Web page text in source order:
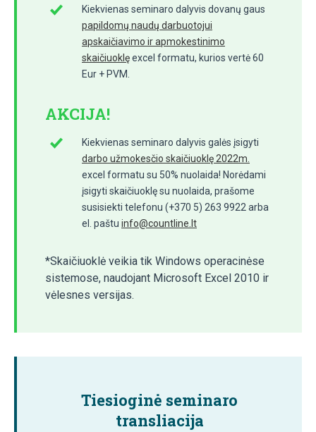
Kiekvienas seminaro dalyvis dovanų gaus
papildomų naudų darbuotojui
apskaičiavimo ir apmokestinimo
skaičiuoklęexcel formatu, kurios vertė 60
Eur + PVM.
AKCIJA!
Kiekvienas seminaro dalyvis galės įsigyti
darbo užmokesčio skaičiuoklę 2022m.
excel formatu su 50% nuolaida! Norėdami
įsigyti skaičiuoklę su nuolaida, prašome
susisiekti telefonu (+370 5) 263 9922 arba
el. paštu info@countline.lt
*Skaičiuoklė veikia tik Windows operacinėse
sistemose, naudojant Microsoft Excel 2010 ir
vėlesnes versijas.
Tiesioginė seminaro
transliacija